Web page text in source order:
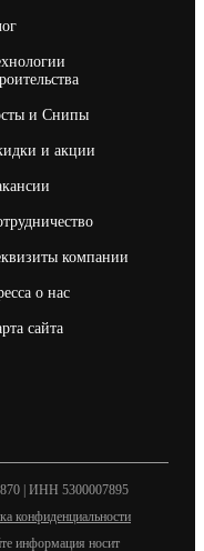
и Снипы
и акции
компании
о нас
сайта
| ИНН 5300007895
конфиденциальности
информация носит